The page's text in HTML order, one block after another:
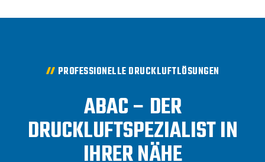
PROFESSIONELLE DRUCKLUFTLÖSUNGEN
ABAC – DER
DRUCKLUFTSPEZIALIST IN
IHRER NÄHE